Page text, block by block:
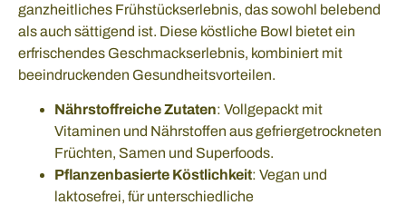
ganzheitliches Frühstückserlebnis, das sowohl belebend
als auch sättigend ist. Diese köstliche Bowl bietet ein
erfrischendes Geschmackserlebnis, kombiniert mit
beeindruckenden Gesundheitsvorteilen.
Nährstoffreiche Zutaten: Vollgepackt mit
Vitaminen und Nährstoffen aus gefriergetrockneten
Früchten, Samen und Superfoods.
Pflanzenbasierte Köstlichkeit: Vegan und
laktosefrei, für unterschiedliche